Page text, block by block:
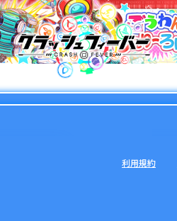
利用規約